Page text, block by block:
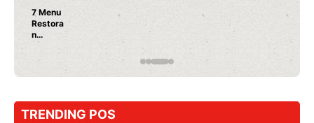
Nunung Srimulat & Vicky Prasetyo Buka Restoran
Rahasia Mami Bikin Nagih!
TRENDING POS